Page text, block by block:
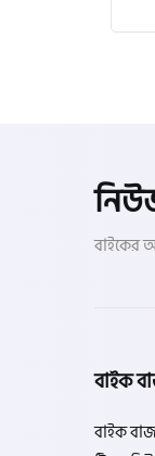
বাইকের
বাইক
বাইক